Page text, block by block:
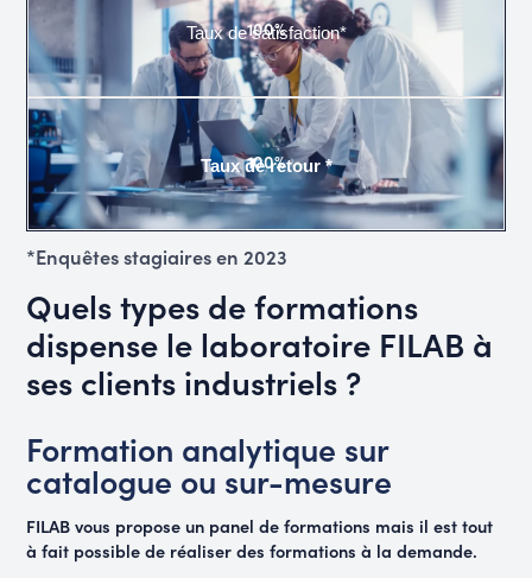
100%
Taux de satisfaction*
100%
Taux de retour *
*Enquêtes stagiaires en 2023
Quels types de formations
dispense le laboratoire FILAB à
ses clients industriels ?
Formation analytique sur
catalogue ou sur-mesure
FILAB vous propose un panel de formations mais il est tout
à fait possible de réaliser des formations à la demande.